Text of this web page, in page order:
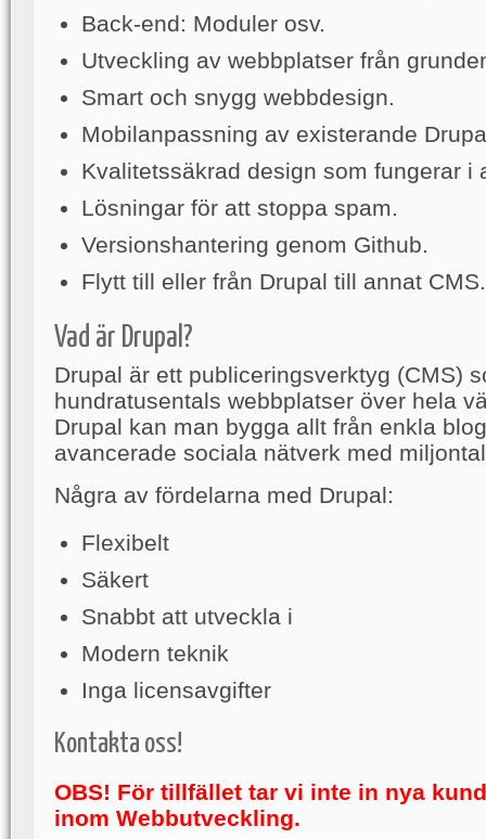
Back-end: Moduler osv.
Utveckling av webbplatser från
Smart och snygg webbdesign.
Mobilanpassning av existerande
Kvalitetssäkrad design som fungerar i
Lösningar för att stoppa spam.
Versionshantering genom Github.
Flytt till eller från Drupal till annat CMS.
Vad är Drupal?
Drupal är ett publiceringsverktyg (CMS)
hundratusentals webbplatser över hela
Drupal kan man bygga allt från enkla
avancerade sociala nätverk med
Några av fördelarna med Drupal:
Flexibelt
Säkert
Snabbt att utveckla i
Modern teknik
Inga licensavgifter
Kontakta oss!
OBS! För tillfället tar vi inte in nya
inom Webbutveckling.